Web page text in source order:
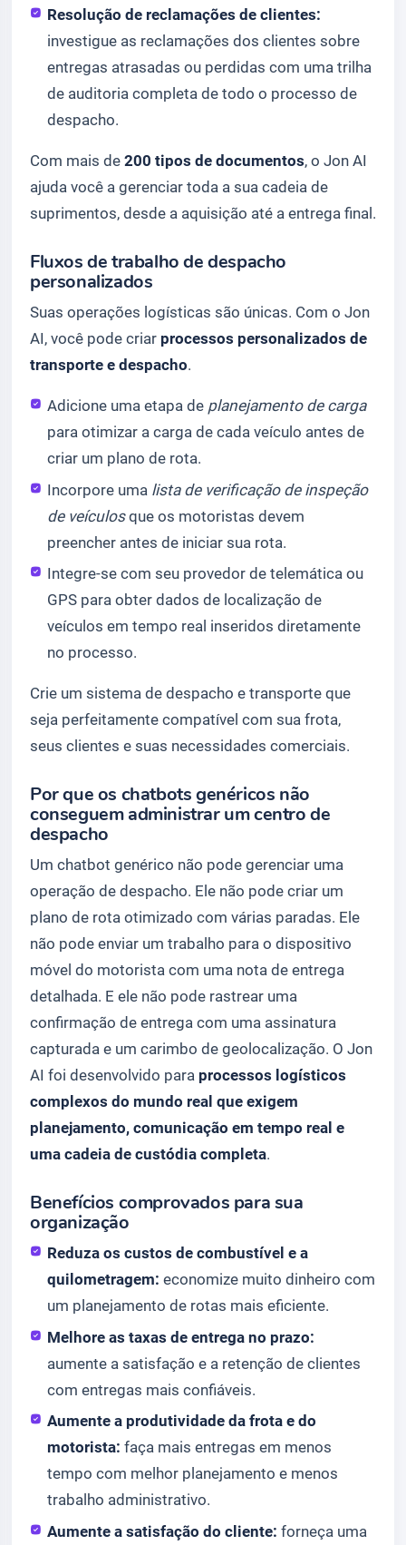
Resolução de reclamações de clientes:
investigue as reclamações dos clientes sobre
entregas atrasadas ou perdidas com uma trilha
de auditoria completa de todo o processo de
despacho.
Com mais de 200 tipos de documentos, o Jon AI
ajuda você a gerenciar toda a sua cadeia de
suprimentos, desde a aquisição até a entrega final.
Fluxos de trabalho de despacho
personalizados
Suas operações logísticas são únicas. Com o Jon
AI, você pode criar processos personalizados de
transporte e despacho.
Adicione uma etapa de planejamento de carga
para otimizar a carga de cada veículo antes de
criar um plano de rota.
Incorpore uma lista de verificação de inspeção
de veículosque os motoristas devem
preencher antes de iniciar sua rota.
Integre-se com seu provedor de telemática ou
GPS para obter dados de localização de
veículos em tempo real inseridos diretamente
no processo.
Crie um sistema de despacho e transporte que
seja perfeitamente compatível com sua frota,
seus clientes e suas necessidades comerciais.
Por que os chatbots genéricos não
conseguem administrar um centro de
despacho
Um chatbot genérico não pode gerenciar uma
operação de despacho. Ele não pode criar um
plano de rota otimizado com várias paradas. Ele
não pode enviar um trabalho para o dispositivo
móvel do motorista com uma nota de entrega
detalhada. E ele não pode rastrear uma
confirmação de entrega com uma assinatura
capturada e um carimbo de geolocalização. O Jon
AI foi desenvolvido para processos logísticos
complexos do mundo real que exigem
planejamento, comunicação em tempo real e
uma cadeia de custódia completa.
Benefícios comprovados para sua
organização
Reduza os custos de combustível e a
quilometragem: economize muito dinheiro com
um planejamento de rotas mais eficiente.
Melhore as taxas de entrega no prazo:
aumente a satisfação e a retenção de clientes
com entregas mais confiáveis.
Aumente a produtividade da frota e do
motorista: faça mais entregas em menos
tempo com melhor planejamento e menos
trabalho administrativo.
Aumente a satisfação do cliente: forneça uma